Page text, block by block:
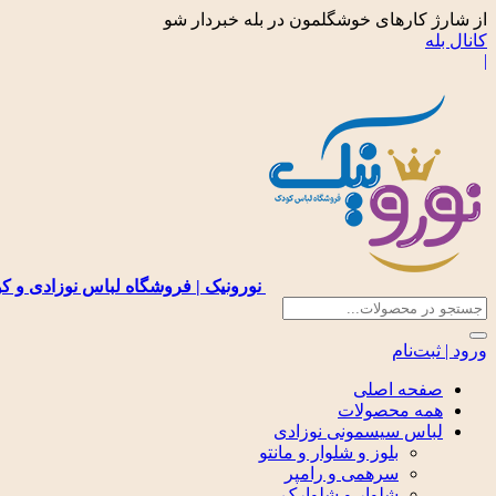
از شارژ کارهای خوشگلمون در بله خبردار شو
کانال بله
|
نورونیک | فروشگاه لباس نوزادی و
ورود | ثبت‌نام
صفحه اصلی
همه محصولات
لباس سیسمونی نوزادی
بلوز و شلوار و مانتو
سرهمی و رامپر